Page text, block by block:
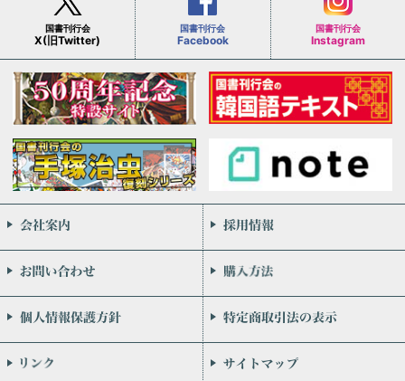
国書刊行会
X(旧Twitter)
国書刊行会
Facebook
国書刊行会
Instagram
会社案内
お問い合わせ
個人情報保護方針
リンク